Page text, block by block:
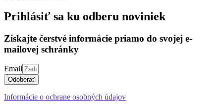
Prihlásiť sa ku odberu noviniek
Získajte čerstvé informácie priamo do svojej e-
mailovej schránky
Email
Odoberať
Informácie o ochrane osobných údajov